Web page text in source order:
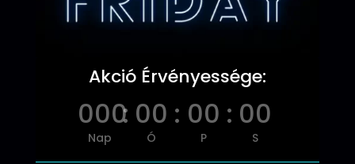
Akció Érvényessége:
000
Nap
: 00
Ó
: 00
P
: 00
S